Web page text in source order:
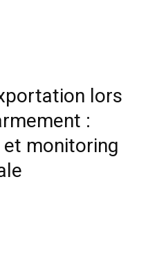
lors
:
et monitoring